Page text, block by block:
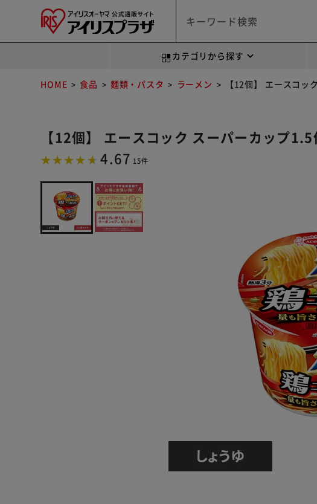
カテゴリから探す
HOME 食品 麺類・パスタ ラーメン 【12個】 エースコ
【12個】 エースコック スーパーカップ
4.67 15件